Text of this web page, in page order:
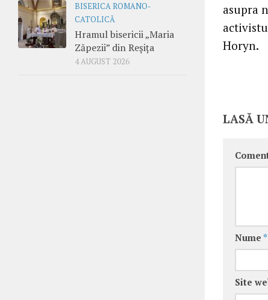
asupra
Horyn.
LASĂ
Nume *
Site
BISERICA ROMANO-
CATOLICĂ
Hramul bisericii „Maria
Zăpezii” din Reșița
4 AUGUST 2026